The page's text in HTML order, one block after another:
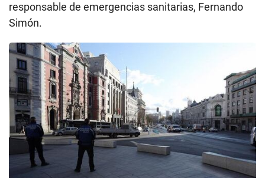
responsable de emergencias sanitarias, Fernando
Simón.